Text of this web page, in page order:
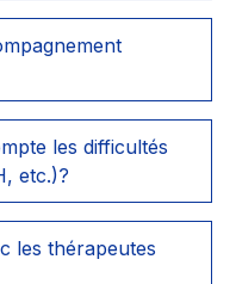
les difficultés
etc.)?
les thérapeutes